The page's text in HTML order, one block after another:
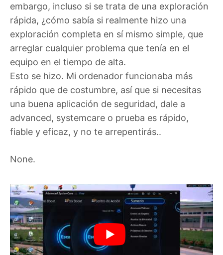
embargo, incluso si se trata de una exploración
rápida, ¿cómo sabía si realmente hizo una
exploración completa en sí mismo simple, que
arreglar cualquier problema que tenía en el
equipo en el tiempo de alta.
Esto se hizo. Mi ordenador funcionaba más
rápido que de costumbre, así que si necesitas
una buena aplicación de seguridad, dale a
advanced, systemcare o prueba es rápido,
fiable y eficaz, y no te arrepentirás..
None.